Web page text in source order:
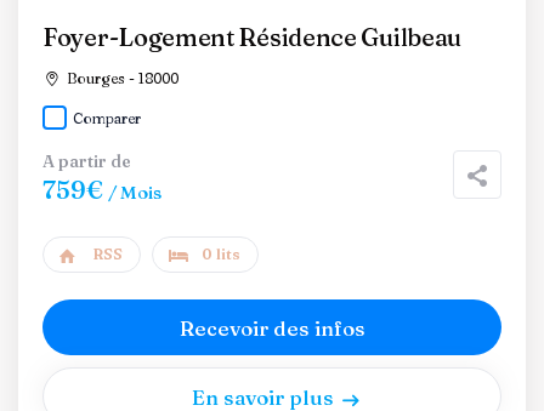
Foyer-Logement Résidence Guilbeau
Bourges - 18000
Comparer
A partir de
759€ / Mois
RSS 0 lits
Recevoir des infos
En savoir plus